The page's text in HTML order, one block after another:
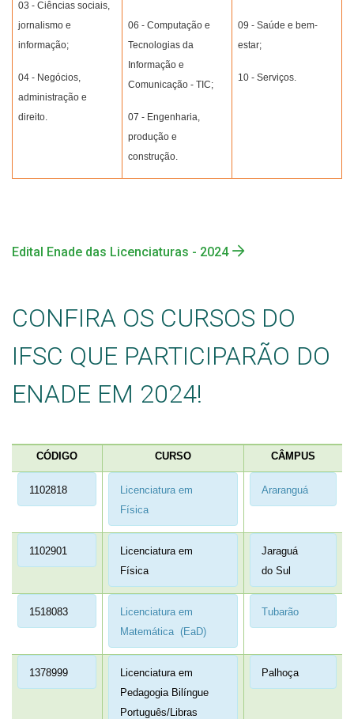
03 - Ciências sociais,
jornalismo e
informação;
04 - Negócios,
administração e
direito.
06 - Computação e
Tecnologias da
Informação e
Comunicação - TIC;
07 - Engenharia,
produção e
construção.
09 - Saúde e bem-
estar;
10 - Serviços.
Edital Enade das Licenciaturas - 2024
CONFIRA OS CURSOS DO
IFSC QUE PARTICIPARÃO DO
ENADE EM 2024!
CÓDIGO CURSO CÂMPUS
1102818
Licenciatura em
Física
Araranguá
1102901
Licenciatura em
Física
Jaraguá
do Sul
1518083
Licenciatura em
Matemática (EaD)
Tubarão
1378999
Licenciatura em
Pedagogia Bilíngue
Português/Libras
Palhoça